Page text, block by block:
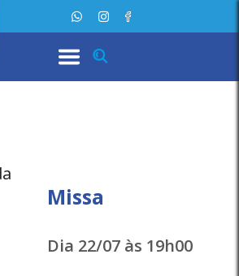
Missa
Dia 22/07 às 19h00